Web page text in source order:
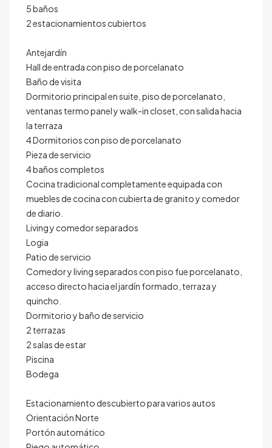
5 baños
2 estacionamientos cubiertos
Antejardín
Hall de entrada con piso de porcelanato
Baño de visita
Dormitorio principal en suite, piso de porcelanato,
ventanas termo panel y walk-in closet, con salida hacia
la terraza
4 Dormitorios con piso de porcelanato
Pieza de servicio
4 baños completos
Cocina tradicional completamente equipada con
muebles de cocina con cubierta de granito y comedor
de diario.
Living y comedor separados
Logia
Patio de servicio
Comedor y living separados con piso fue porcelanato,
acceso directo hacia el jardín formado, terraza y
quincho.
Dormitorio y baño de servicio
2 terrazas
2 salas de estar
Piscina
Bodega
Estacionamiento descubierto para varios autos
Orientación Norte
Portón automático